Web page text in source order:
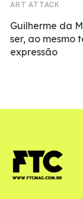
ART ATTACK
Guilherme da
ser, ao mesmo
expressão